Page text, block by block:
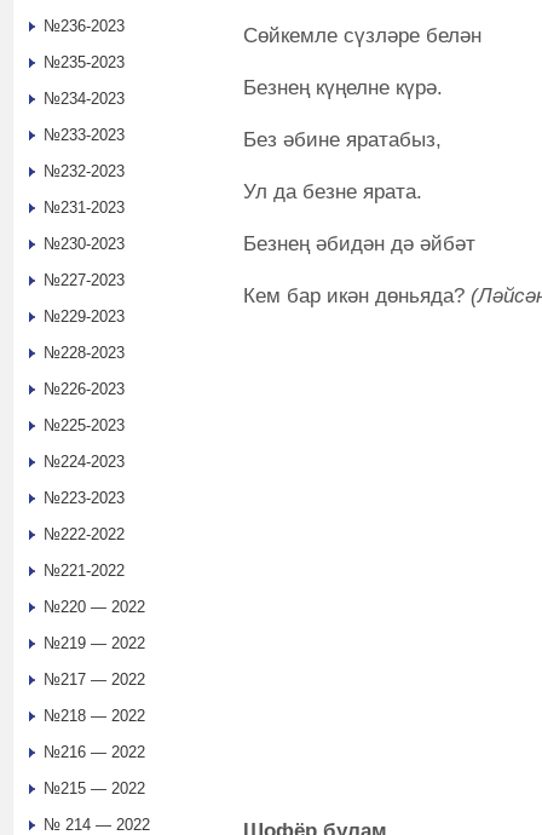
Сөйкемле сүзләре белән
Безнең күңелне күрә.
Без әбине яратабыз,
Ул да безне ярата.
Безнең әбидән дә әйбәт
Кем бар икән дөньяда?
Шофёр булам
№236-2023
№235-2023
№234-2023
№233-2023
№232-2023
№231-2023
№230-2023
№227-2023
№229-2023
№228-2023
№226-2023
№225-2023
№224-2023
№223-2023
№222-2022
№221-2022
№220 — 2022
№219 — 2022
№217 — 2022
№218 — 2022
№216 — 2022
№215 — 2022
№ 214 — 2022